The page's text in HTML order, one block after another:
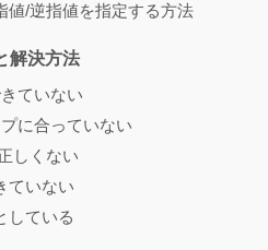
値/逆指値を指定する方法
解決方法
ていない
に合っていない
しくない
ていない
している